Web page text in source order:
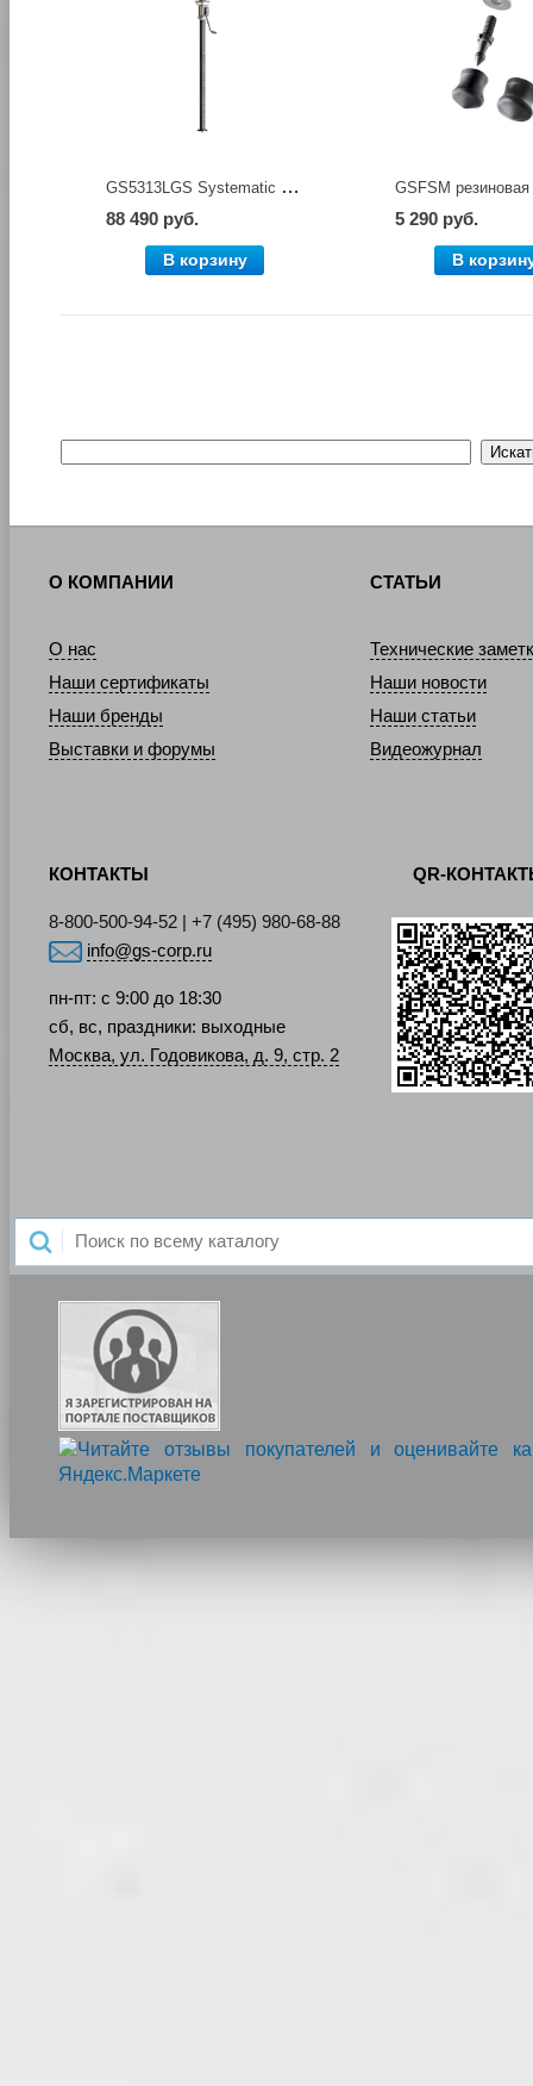
GS5313LGS Systematic редукторная колонна, 5 серия, длинная Gitzo
88 490 руб.
В корзину
5 290 руб.
В
О КОМПАНИИ
О нас
Наши сертификаты
Наши бренды
Выставки и форумы
СТАТЬИ
Технические
Наши новости
Наши статьи
Видеожурнал
КОНТАКТЫ
8-800-500-94-52 | +7 (495) 980-68-88
info@gs-corp.ru
пн-пт: с 9:00 до 18:30
сб, вс, праздники: выходные
Москва, ул. Годовикова, д. 9, стр. 2
QR-